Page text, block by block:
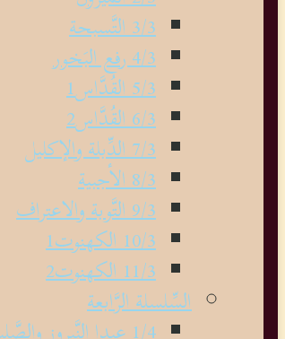
3/3 التَّسبحة
4/3 رفع البَخور
5/3 القُدَّاس1
6/3 القُدَّاس2
7/3 الدِّبلة والإكليل
8/3 الأجبية
9/3 التَّوبة والاعتراف
10/3 الكهنوت1
11/3 الكهنوت2
السِّلسلة الرَّابعة